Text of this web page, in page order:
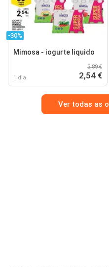
-30%
Mimosa - iogurte liquido
1 dia
3,89 €
2,54 €
Ver todas as